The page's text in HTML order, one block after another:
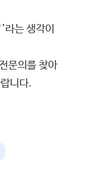
라는 생각이
문의를 찾아
니다.